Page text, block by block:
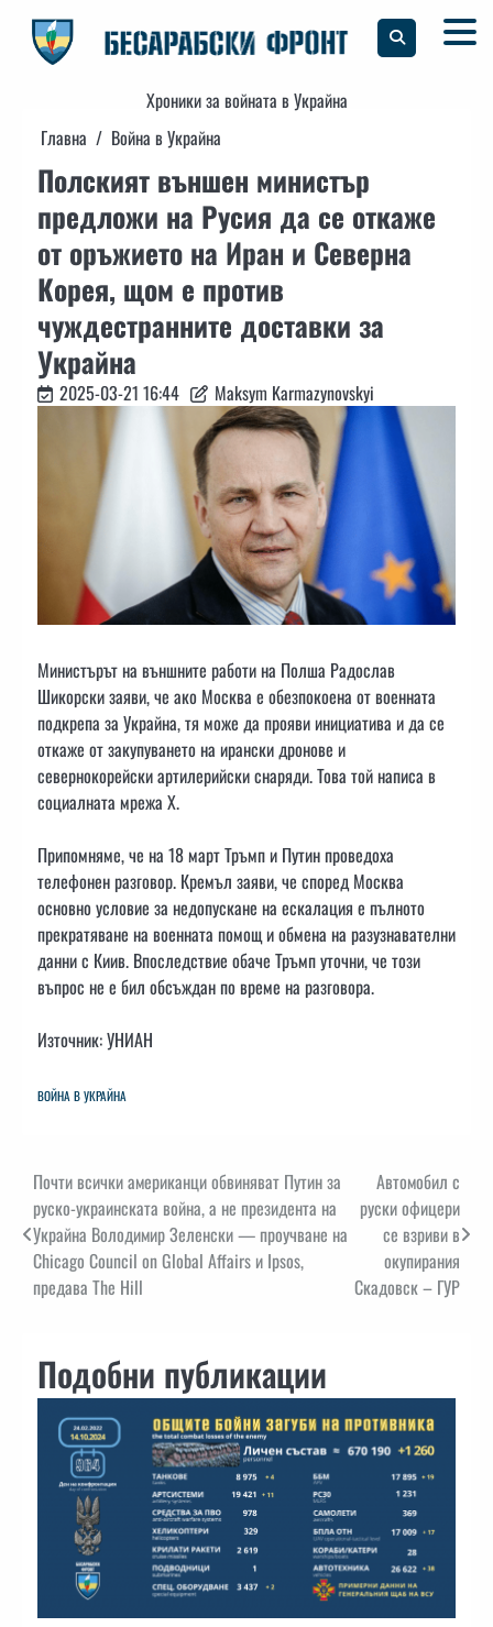
content
Хроники за войната в Украйна
Главна
Война в Украйна
Полският външен министър
предложи на Русия да се откаже
от оръжието на Иран и Северна
Корея, щом е против
чуждестранните доставки за
Украйна
2025-03-21 16:44 Maksym Karmazynovskyi
Министърът на външните работи на Полша Радослав
Шикорски заяви, че ако Москва е обезпокоена от военната
подкрепа за Украйна, тя може да прояви инициатива и да се
откаже от закупуването на ирански дронове и
севернокорейски артилерийски снаряди. Това той написа в
социалната мрежа X.
Припомняме, че на 18 март Тръмп и Путин проведоха
телефонен разговор. Кремъл заяви, че според Москва
основно условие за недопускане на ескалация е пълното
прекратяване на военната помощ и обмена на разузнавателни
данни с Киив. Впоследствие обаче Тръмп уточни, че този
въпрос не е бил обсъждан по време на разговора.
Източник: УНИАН
ВОЙНА В УКРАЙНА
Навигация
Почти всички американци обвиняват Путин за
руско-украинската война, а не президента на
Украйна Володимир Зеленски — проучване на
Chicago Council on Global Affairs и Ipsos,
предава The Hill
Автомобил с
руски офицери
се взриви в
окупирания
Скадовск – ГУР
Подобни публикации